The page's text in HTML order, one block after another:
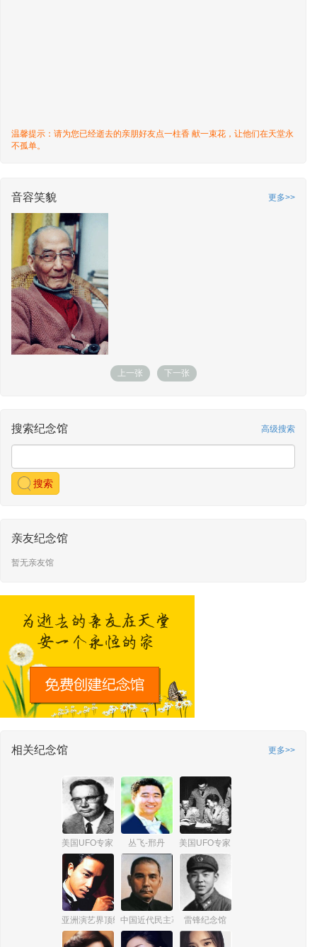
温馨提示：请为您已经逝去的亲朋好友点一柱香 献一束花，让他们在天堂永
不孤单。
音容笑貌 更多>>
上一张 下一张
搜索纪念馆 高级搜索
搜索
亲友纪念馆
暂无亲友馆
相关纪念馆 更多>>
美国UFO专家 詹姆斯·爱德华·麦克唐纳
丛飞-邢丹 美国UFO专家 爱德华·鲁伯特
亚洲演艺界顶级巨星张国荣中国近代民主革命伟大先行者孙中山
雷锋纪念馆